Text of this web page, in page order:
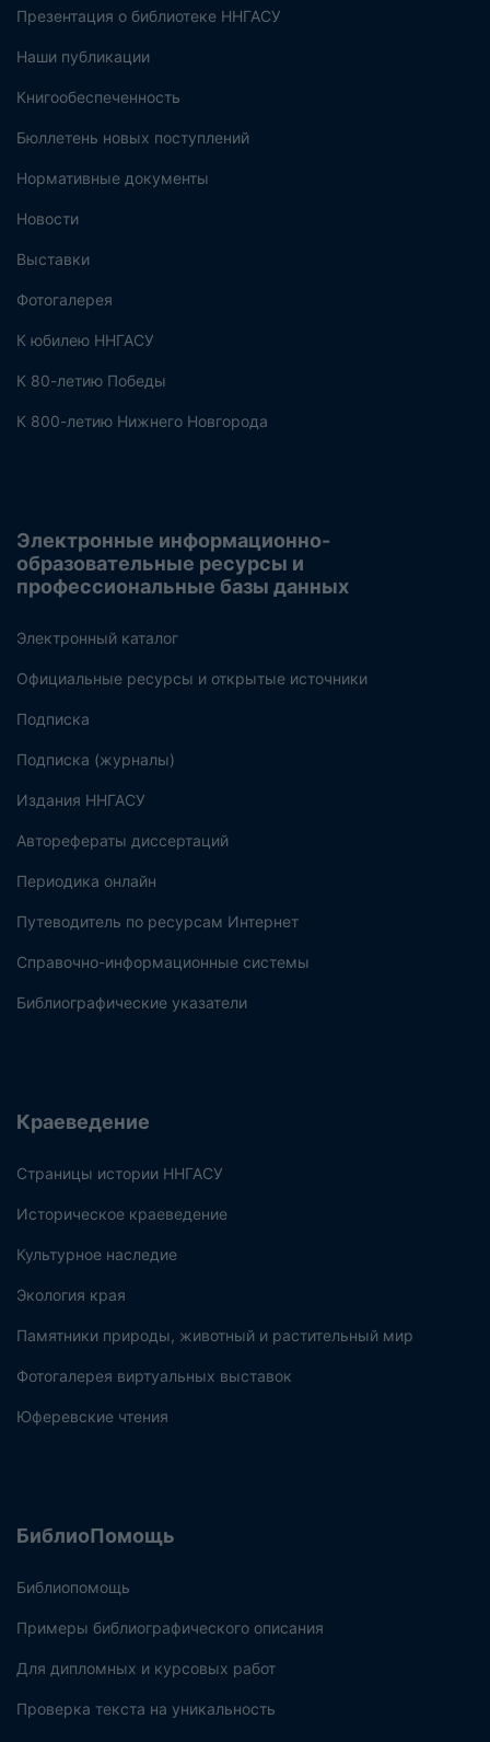
Презентация о библиотеке ННГАСУ
Наши публикации
Книгообеспеченность
Бюллетень новых поступлений
Нормативные документы
Новости
Выставки
Фотогалерея
К юбилею ННГАСУ
К 80-летию Победы
К 800-летию Нижнего Новгорода
Электронные информационно-
образовательные ресурсы и
профессиональные базы данных
Электронный каталог
Официальные ресурсы и открытые источники
Подписка
Подписка (журналы)
Издания ННГАСУ
Авторефераты диссертаций
Периодика онлайн
Путеводитель по ресурсам Интернет
Справочно-информационные системы
Библиографические указатели
Краеведение
Страницы истории ННГАСУ
Историческое краеведение
Культурное наследие
Экология края
Памятники природы, животный и растительный мир
Фотогалерея виртуальных выставок
Юферевские чтения
БиблиоПомощь
Библиопомощь
Примеры библиографического описания
Для дипломных и курсовых работ
Проверка текста на уникальность